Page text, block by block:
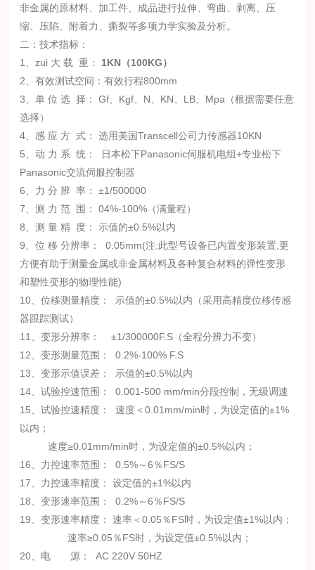
非金属的原材料、加工件、成品进行拉伸、弯曲、剥离、压
缩、压陷、附着力、撕裂等多项力学实验及分析。
二：技术指标：
1、zui 大 载 重： 1KN（100KG）
2、有效测试空间：有效行程800mm
3、单位 选 择：
Gf、Kgf、N、KN、LB、Mpa（根据需要任意
选择）
4、感 应 方 式： 选用美国Transcell公司力传感器10KN
5、动 力 系 统： 日本松下Panasonic伺服机电组+专业松下
Panasonic交流伺服控制器
6、力分 辨 率：
±1/500000
7、测 力 范 围：
04%-100%（满量程）
8、测量 精 度： 示值的±0.5%以内
9、位移 分辨率：
0.05mm(注:此型号设备已内置变形装置,更
方便有助于测量金属或非金属材料及各种复合材料的弹性变形
和塑性变形的物理性能)
10、位移测量精度： 示值的±0.5%以内（采用高精度位移传感
器跟踪测试）
11、变形分辨率： ±1/300000F.S（全程分辨力不变）
12、变形测量范围： 0.2%-100% F.S
13、变形示值误差： 示值的±0.5%以内
14、试验控速范围： 0.001-500 mm/min分段控制，无级调速
15、试验控速精度：速度＜0.01mm/min时， 为设定值的±1%
以内；
速度≥0.01mm/min时， 为设定值的±0.5%以内 ；
16、 力控速率范围： 0.5%～6％FS/S
17、力控速率精度： 设定值的±1%以内
18、变形速率范围： 0.2%～6％FS/S
19、变形速率精度： 速率＜0.05％FS时，为设定值±1%以内；
速率≥0.05％FS时，为设定值±0.5%以内 ；
20、 电 源： AC 220V 50HZ